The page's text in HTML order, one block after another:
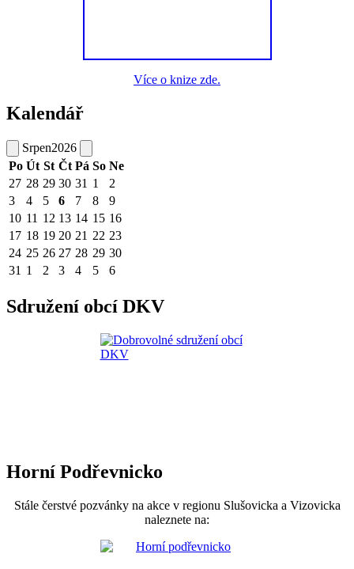
Více o knize zde.
Kalendář
Srpen2026
Po Út St Čt Pá So Ne
27 28 29 30 31 1
2
3
4 5 6 7 8
9
10 11 12 13 14 15 16
17 18 19 20 21 22 23
24 25 26 27 28 29 30
31 1 2 3 4 5 6
Sdružení obcí DKV
Horní Podřevnicko
Stále čerstvé pozvánky na akce v regionu Slušovicka a Vizovicka
naleznete na: